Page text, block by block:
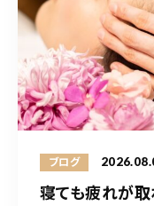
ブログ
寝ても疲れが